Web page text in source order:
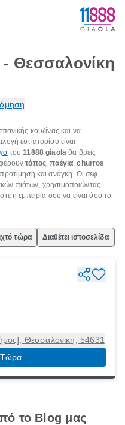
- Θεσσαλονίκη
κουζίνας και να
εστιατορίου είναι
του11888giaola θα βρεις
τάπας,παέγια,churros
και ανάγκη. Οι σεφ
πιάτων, χρησιμοποιώντας
η εμπειρία σου να είναι όσο το
τώρα Διαθέτει ιστοσελίδα
Θεσσαλονίκη, 54631
Τώρα
το Blog μας